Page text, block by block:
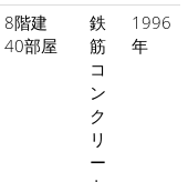
8階建
40部屋
鉄
筋
コ
ン
ク
リ
ー
1996
年